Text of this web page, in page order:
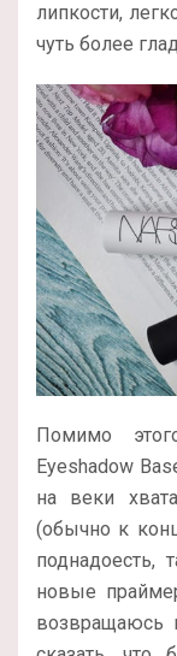
липкости,
чуть более
Помимо
Eyeshadow
на веки
(обычно к
поднадоесть,
новые
возвращаюсь